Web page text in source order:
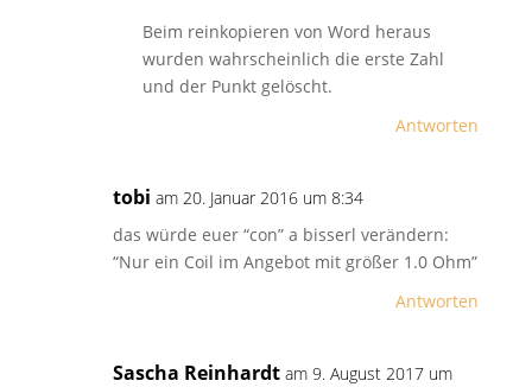
Beim reinkopieren von Word heraus
wurden wahrscheinlich die erste Zahl
und der Punkt gelöscht.
Antworten
tobi am 20. Januar 2016 um 8:34
das würde euer “con” a bisserl verändern:
“Nur ein Coil im Angebot mit größer 1.0 Ohm”
Antworten
Sascha Reinhardt am 9. August 2017 um